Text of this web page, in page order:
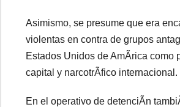
Asimismo, se presume que era
violentas en contra de grupos
Estados Unidos de AmÃrica como
capital y narcotrÃfico internacional.
En el operativo de detenciÃn